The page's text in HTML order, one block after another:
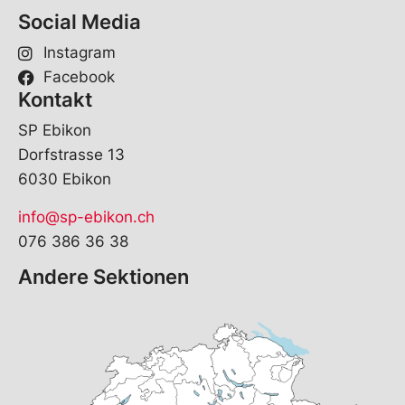
Social Media
Instagram
Facebook
Kontakt
SP Ebikon
Dorfstrasse 13
6030 Ebikon
info@sp-ebikon.ch
076 386 36 38
Andere Sektionen